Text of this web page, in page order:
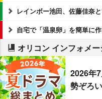
レインボー池田、佐藤佳奈
自宅で「温泉卵」を簡単に
オリコン インフォメ
2026年
勢ぞろ